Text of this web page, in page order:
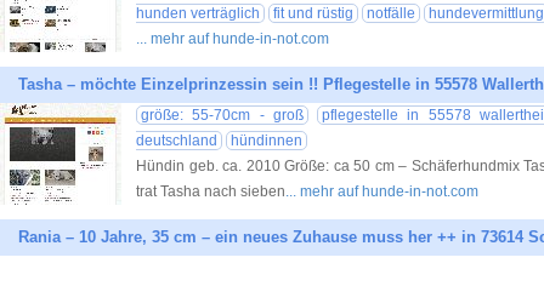
hunden verträglich
fit und rüstig notfälle
hundevermittlung
... mehr auf hunde-in-not.com
Tasha – möchte Einzelprinzessin sein !! Pflegestelle in 55578
größe: 55-70cm - groß
pflegestelle in 55578
deutschland
hündinnen
Hündin geb. ca. 2010 Größe: ca 50 cm – Schäferhundmix
trat Tasha nach sieben... mehr auf hunde-in-not.com
Rania – 10 Jahre, 35 cm – ein neues Zuhause muss her ++ in 73614